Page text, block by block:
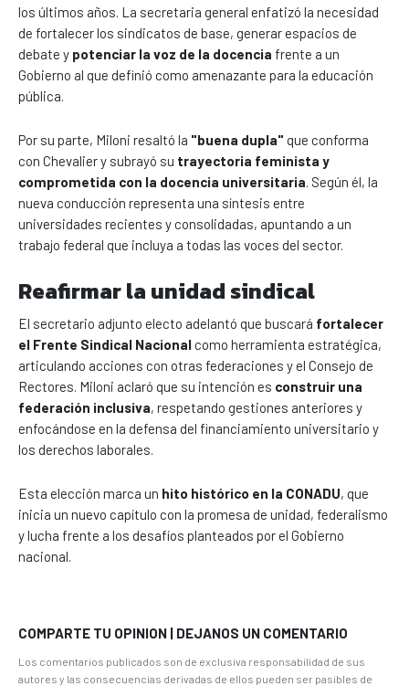
los últimos años. La secretaria general enfatizó la necesidad
de fortalecer los sindicatos de base, generar espacios de
debate y potenciar la voz de la docencia frente a un
Gobierno al que definió como amenazante para la educación
pública.
Por su parte, Miloni resaltó la "buena dupla" que conforma
con Chevalier y subrayó su trayectoria feminista y
comprometida con la docencia universitaria . Según él, la
nueva conducción representa una síntesis entre
universidades recientes y consolidadas, apuntando a un
trabajo federal que incluya a todas las voces del sector.
Reafirmar la unidad sindical
El secretario adjunto electo adelantó que buscará fortalecer
el Frente Sindical Nacional como herramienta estratégica,
articulando acciones con otras federaciones y el Consejo de
Rectores. Miloni aclaró que su intención es construir una
federación inclusiva, respetando gestiones anteriores y
enfocándose en la defensa del financiamiento universitario y
los derechos laborales.
Esta elección marca un hito histórico en la CONADU, que
inicia un nuevo capítulo con la promesa de unidad, federalismo
y lucha frente a los desafíos planteados por el Gobierno
nacional.
COMPARTE TU OPINION | DEJANOS UN COMENTARIO
Los comentarios publicados son de exclusiva responsabilidad de sus
autores y las consecuencias derivadas de ellos pueden ser pasibles de